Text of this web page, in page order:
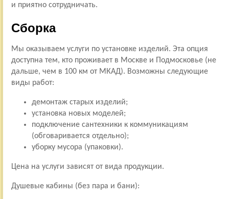
и приятно сотрудничать.
Сборка
Мы оказываем услуги по установке изделий. Эта опция
доступна тем, кто проживает в Москве и Подмосковье (не
дальше, чем в 100 км от МКАД). Возможны следующие
виды работ:
демонтаж старых изделий;
установка новых моделей;
подключение сантехники к коммуникациям
(обговаривается отдельно);
уборку мусора (упаковки).
Цена на услуги зависят от вида продукции.
Душевые кабины (без пара и бани):